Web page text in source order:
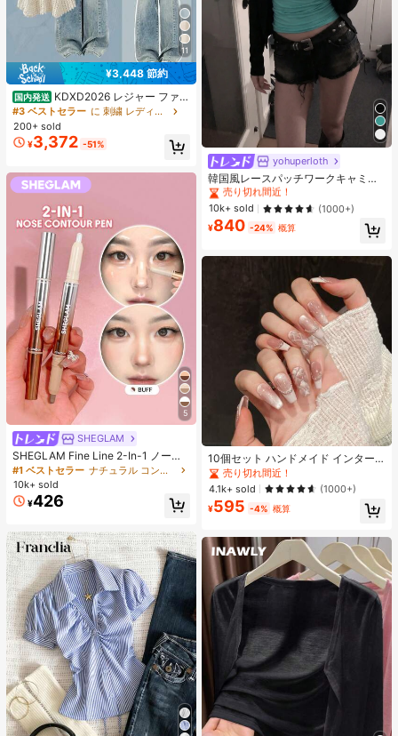
11
¥3,448 節約
国内発送 KDXD2026 レジャー ファッ
ション ロングサイズ 夏服 女性 ワイ
ルドスタイル ボア付きトップス ワイ
ルドスタイル ロングスカート 3点セ
ット UVカット 軽量 通気性 袖付き
ヒップカバー効果 通気性抜群 サイズ
豊富
#3 ベストセラー
に 刺繍 レディースコーデ
200+ sold
¥3,372 -51%
5
SHEGLAM
SHEGLAM Fine Line 2-In-1 ノーズ
コンター&ハイライトペン-Buff ノー
ズシャドウ シェーディング 女性と女
の子のためのブランドビューティー
コスメメイクアップ
#1 ベストセラー
ナチュラル コントゥア＆ブロンザー
10k+ sold
¥426
yohuperloth
韓国風レースパッチワークキャミソ
ールタンクトップ、Y2Kエステティ
ック、ストリートウェアカジュアル
サマー
#1 ベストセラー
売り切れ間近！
#1 ベストセラー
売り切れ間近！
#1 ベストセラー
売り切れ間近！
#1 ベストセラー
10k+ sold (1000+)
¥840 -24% 概算
10個セット ハンドメイド インター
ネットセレブリティ優しいラインス
トーンラティスフレンチフォークフ
ァックスパールピンクキャットアイ
ボウ偽ネイル プレスオンネイル ネイ
ルサプライ ハンドメイドプレスオン
売り切れ間近！
4.1k+ sold
(1000+)
¥595 -4% 概算